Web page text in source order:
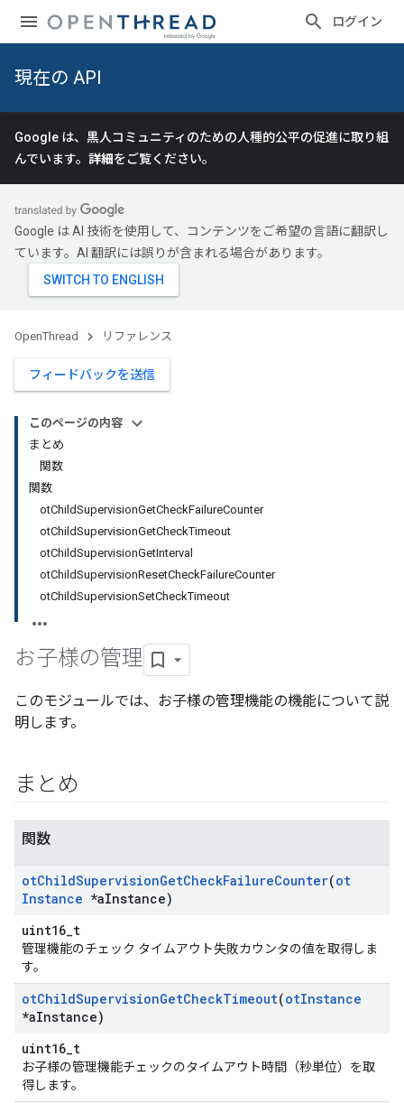
ログイン
現在の API
Google は、黒人コミュニティのための人種的公平の促進に取り組
んでいます。 詳細をご覧ください。
Google は AI 技術を使用して、コンテンツをご希望の言語に翻訳し
ています。AI 翻訳には誤りが含まれる場合があります。
OpenThread リファレンス
フィードバックを送信
このページの内容
まとめ
関数
関数
otChildSupervisionGetCheckFailureCounter
otChildSupervisionGetCheckTimeout
otChildSupervisionGetInterval
otChildSupervisionResetCheckFailureCounter
otChildSupervisionSetCheckTimeout
お子様の管理
このモジュールでは、お子様の管理機能の機能について説
明します。
まとめ
関数
otChildSupervisionGetCheckFailureCounter(ot
Instance *aInstance)
uint16_t
管理機能のチェック タイムアウト失敗カウンタの値を取得しま
す。
otChildSupervisionGetCheckTimeout(otInstance
*aInstance)
uint16_t
お子様の管理機能チェックのタイムアウト時間（秒単位）を取
得します。